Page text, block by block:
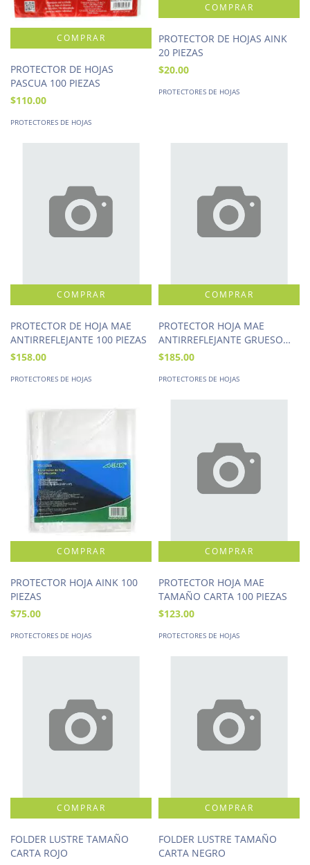
PROTECTOR DE HOJAS
PASCUA 100 PIEZAS
$110.00
PROTECTORES DE HOJAS
PROTECTOR DE HOJAS AINK
20 PIEZAS
$20.00
PROTECTORES DE HOJAS
PROTECTOR DE HOJA MAE
ANTIRREFLEJANTE 100 PIEZAS
$158.00
PROTECTORES DE HOJAS
PROTECTOR HOJA MAE
ANTIRREFLEJANTE GRUESO
100 PIEZAS
$185.00
PROTECTORES DE HOJAS
PROTECTOR HOJA AINK 100
PIEZAS
$75.00
PROTECTORES DE HOJAS
PROTECTOR HOJA MAE
TAMAÑO CARTA 100 PIEZAS
$123.00
PROTECTORES DE HOJAS
FOLDER LUSTRE TAMAÑO
CARTA ROJO
FOLDER LUSTRE TAMAÑO
CARTA NEGRO